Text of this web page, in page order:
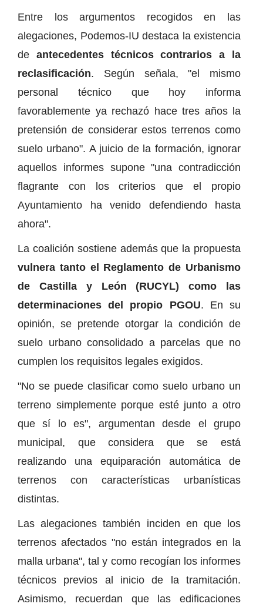
Entre los argumentos recogidos en las
alegaciones, Podemos-IU destaca la existencia
de antecedentes técnicos contrarios a la
reclasificación. Según señala, "el mismo
personal técnico que hoy informa
favorablemente ya rechazó hace tres años la
pretensión de considerar estos terrenos como
suelo urbano". A juicio de la formación, ignorar
aquellos informes supone "una contradicción
flagrante con los criterios que el propio
Ayuntamiento ha venido defendiendo hasta
ahora".
La coalición sostiene además que la propuesta
vulnera tanto el Reglamento de Urbanismo
de Castilla y León (RUCYL) como las
determinaciones del propio PGOU. En su
opinión, se pretende otorgar la condición de
suelo urbano consolidado a parcelas que no
cumplen los requisitos legales exigidos.
"No se puede clasificar como suelo urbano un
terreno simplemente porque esté junto a otro
que sí lo es", argumentan desde el grupo
municipal, que considera que se está
realizando una equiparación automática de
terrenos con características urbanísticas
distintas.
Las alegaciones también inciden en que los
terrenos afectados "no están integrados en la
malla urbana", tal y como recogían los informes
técnicos previos al inicio de la tramitación.
Asimismo, recuerdan que las edificaciones